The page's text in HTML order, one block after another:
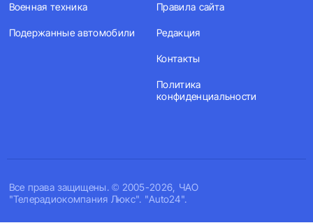
Все права защищены. © 2005-2026, ЧАО
"Телерадиокомпания Люкс". "Auto24".
Военная техника
Подержанные автомобили
Правила сайта
Редакция
Контакты
Политика
конфиденциальности